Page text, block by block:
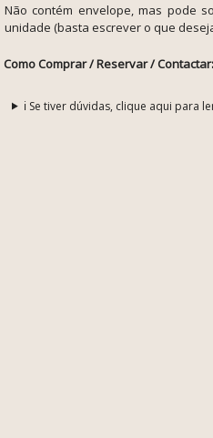
Não contém envelope, mas pode
unidade (basta escrever o que
Como Comprar / Reservar / Contactar:
ℹ️ Se tiver dúvidas, clique aqui para